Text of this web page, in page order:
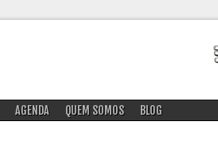
AGENDA QUEM SOMOS BLOG